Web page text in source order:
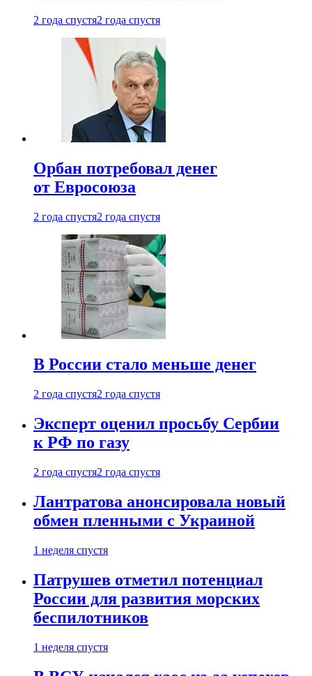
2 года спустя2 года спустя
Орбан потребовал денег
от Евросоюза
2 года спустя2 года спустя
В России стало меньше денег
2 года спустя2 года спустя
Эксперт оценил просьбу Сербии
к РФ по газу
2 года спустя2 года спустя
Лантратова анонсировала новый
обмен пленными с Украиной
1 неделя спустя
Патрушев отметил потенциал
России для развития морских
беспилотников
1 неделя спустя